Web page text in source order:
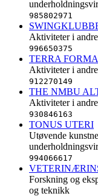
985802971
Aktiviteter i
996650375
TERRA FORMA
Aktiviteter i
912270149
THE NMBU
Aktiviteter i
930846163
TONUS UTERI
Utøvende
994066617
Forskning og
og teknikk